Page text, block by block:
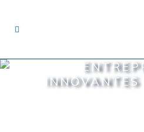
INNOVANTES